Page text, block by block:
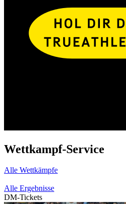
Wettkampf-Service
Alle Wettkämpfe
Alle Ergebnisse
DM-Tickets